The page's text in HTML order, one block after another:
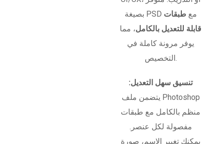
بصيغة PSD معطبقات
قابلة للتعديل بالكامل، مما
يوفر مرونة كاملة في
التخصيص.
تنسيق سهل التعديل:
يتضمن ملف Photoshop
منظم بالكامل مع طبقات
مفصولة لكل عنصر.
يمكنك تغيير الاسم، صورة